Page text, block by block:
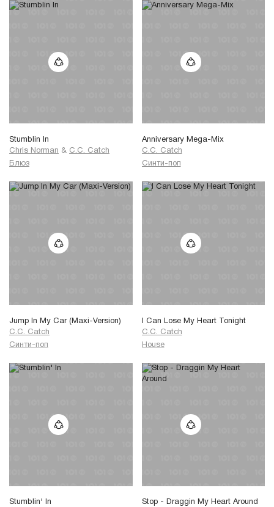
Stumblin In
Chris Norman & C.C. Catch
Блюз
Anniversary Mega-Mix
C.C. Catch
Синти-поп
Jump In My Car (Maxi-Version)
C.C. Catch
Синти-поп
I Can Lose My Heart Tonight
C.C. Catch
House
Stumblin' In
Stop - Draggin My Heart Around